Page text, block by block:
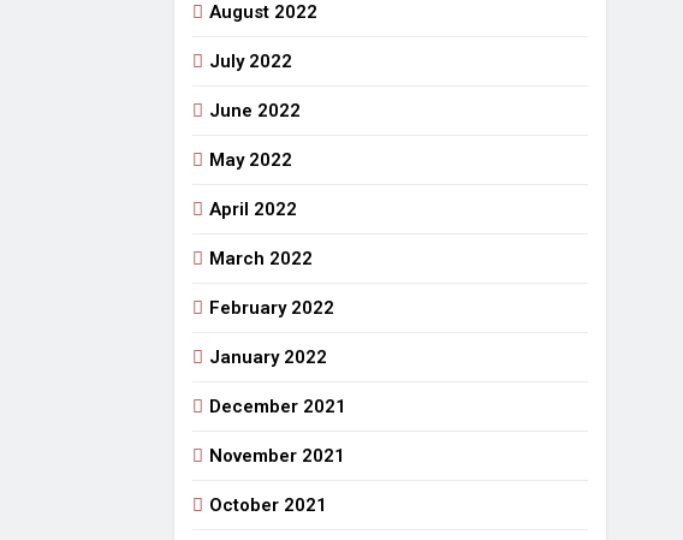
August 2022
July 2022
June 2022
May 2022
April 2022
March 2022
February 2022
January 2022
December 2021
November 2021
October 2021